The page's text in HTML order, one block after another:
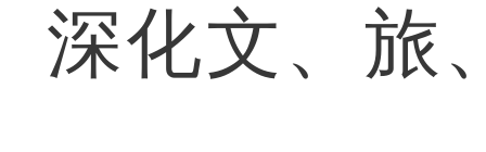
深化文、旅